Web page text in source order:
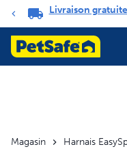
Carrousel de notifications
Livraison
Magasin Harnais